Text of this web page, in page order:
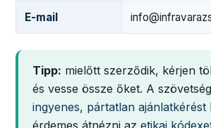
E-mail
Tipp: mielőtt szerződik, kérjen
és vesse össze őket. A
ingyenes, pártatlan ajánlatkérést
érdemes átnézni az etikai